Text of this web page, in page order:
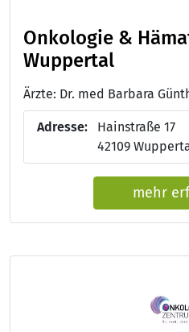
Onkologie &
Wuppertal
Adresse:
Hainstraße 17
42109
mehr